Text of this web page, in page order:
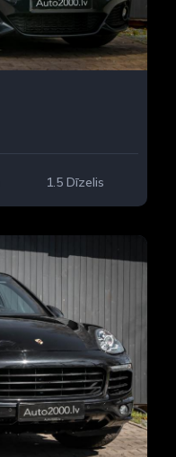
1.5 Dīzelis